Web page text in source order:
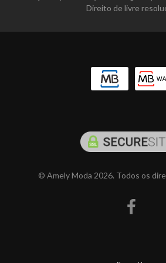
Direito de livre
© Amely Moda 2026. Todos os